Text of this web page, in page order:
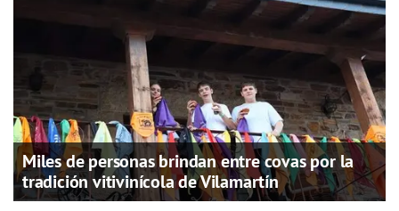
Miles de personas brindan entre covas por la
tradición vitivinícola de Vilamartín